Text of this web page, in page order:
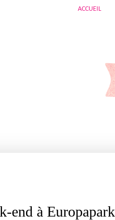
ACCUEIL
end à Europapark